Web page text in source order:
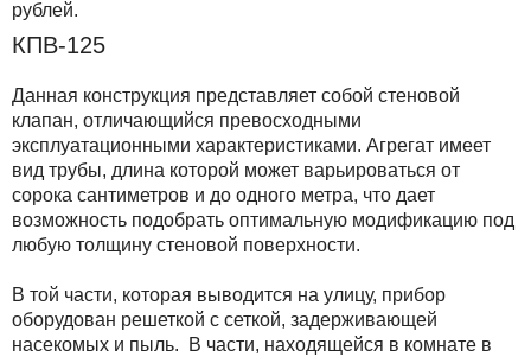
рублей.
КПВ-125
Данная конструкция представляет собой стеновой
клапан, отличающийся превосходными
эксплуатационными характеристиками. Агрегат имеет
вид трубы, длина которой может варьироваться от
сорока сантиметров и до одного метра, что дает
возможность подобрать оптимальную модификацию под
любую толщину стеновой поверхности.
В той части, которая выводится на улицу, прибор
оборудован решеткой с сеткой, задерживающей
насекомых и пыль. В части, находящейся в комнате в